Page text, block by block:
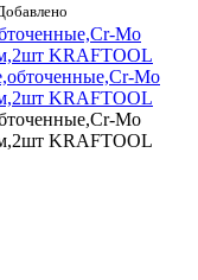
Mo
KRAFTOOL
Mo
KRAFTOOL